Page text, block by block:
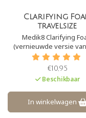
Clarifying
travelsize
Medik8 Clarifying
(vernieuwde versie
Cleanse) is een diep
schuimreiniger,
overtollig talg, vuil en
dagelijks wordt
Deze schuimreiniger is
in te zetten bij vette en/
huiden.
€10,95
Beschikbaar
In winkelwagen